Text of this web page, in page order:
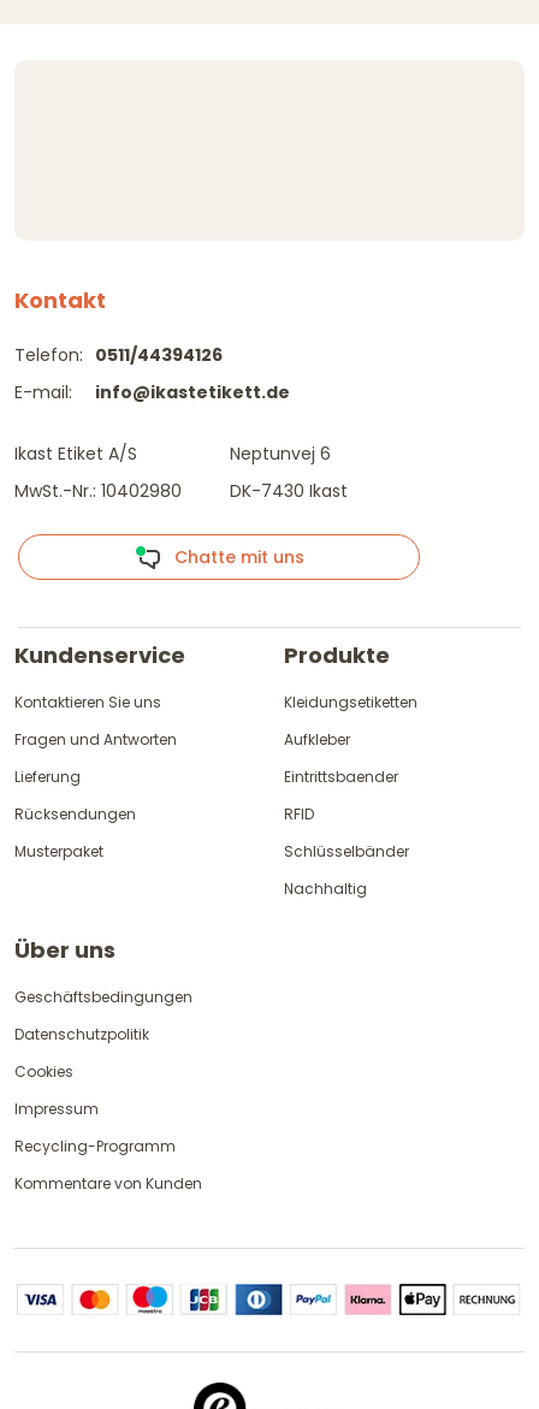
Kontakt
Telefon:
E-mail:
0511/44394126
info@ikastetikett.de
Ikast Etiket A/S
MwSt.-Nr.: 10402980
Neptunvej 6
DK-7430 Ikast
Chatte mit uns
Kundenservice
Kontaktieren Sie uns
Fragen und Antworten
Lieferung
Rücksendungen
Musterpaket
Produkte
Kleidungsetiketten
Aufkleber
Eintrittsbaender
RFID
Schlüsselbänder
Nachhaltig
Über uns
Geschäftsbedingungen
Datenschutzpolitik
Cookies
Impressum
Recycling-Programm
Kommentare von Kunden